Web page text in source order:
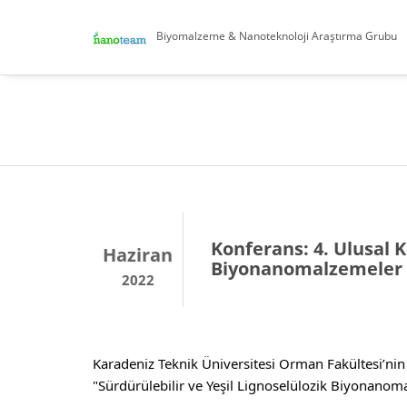
Biyomalzeme & Nanoteknoloji Araştırma Grubu
Haziran
2022
Konferans: 4. Ulusal
Biyonanomalzemeler
Karadeniz Teknik Üniversitesi Orman
"Sürdürülebilir ve Yeşil Lignoselülozik